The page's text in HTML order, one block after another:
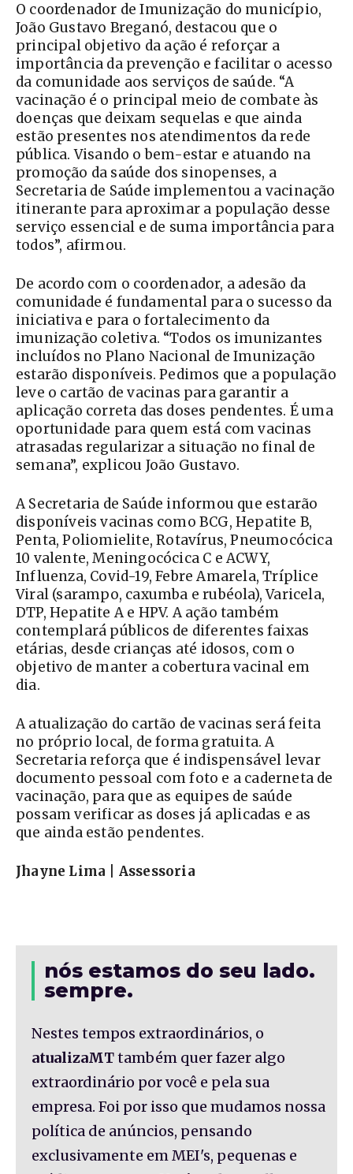
O coordenador de Imunização do município,
João Gustavo Breganó, destacou que o
principal objetivo da ação é reforçar a
importância da prevenção e facilitar o acesso
da comunidade aos serviços de saúde. “A
vacinação é o principal meio de combate às
doenças que deixam sequelas e que ainda
estão presentes nos atendimentos da rede
pública. Visando o bem-estar e atuando na
promoção da saúde dos sinopenses, a
Secretaria de Saúde implementou a vacinação
itinerante para aproximar a população desse
serviço essencial e de suma importância para
todos”, afirmou.
De acordo com o coordenador, a adesão da
comunidade é fundamental para o sucesso da
iniciativa e para o fortalecimento da
imunização coletiva. “Todos os imunizantes
incluídos no Plano Nacional de Imunização
estarão disponíveis. Pedimos que a população
leve o cartão de vacinas para garantir a
aplicação correta das doses pendentes. É uma
oportunidade para quem está com vacinas
atrasadas regularizar a situação no final de
semana”, explicou João Gustavo.
A Secretaria de Saúde informou que estarão
disponíveis vacinas como BCG, Hepatite B,
Penta, Poliomielite, Rotavírus, Pneumocócica
10 valente, Meningocócica C e ACWY,
Influenza, Covid-19, Febre Amarela, Tríplice
Viral (sarampo, caxumba e rubéola), Varicela,
DTP, Hepatite A e HPV. A ação também
contemplará públicos de diferentes faixas
etárias, desde crianças até idosos, com o
objetivo de manter a cobertura vacinal em
dia.
A atualização do cartão de vacinas será feita
no próprio local, de forma gratuita. A
Secretaria reforça que é indispensável levar
documento pessoal com foto e a caderneta de
vacinação, para que as equipes de saúde
possam verificar as doses já aplicadas e as
que ainda estão pendentes.
Jhayne Lima | Assessoria
nós estamos do seu lado.
sempre.
Nestes tempos extraordinários, o
atualizaMTtambém quer fazer algo
extraordinário por você e pela sua
empresa. Foi por isso que mudamos nossa
política de anúncios, pensando
exclusivamente em MEI's, pequenas e